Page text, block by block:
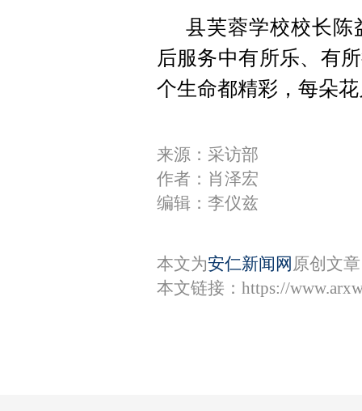
县芙蓉学校校长陈
后服务中有所乐、有
个生命都精彩，每朵
来源：采访部
作者：肖泽宏
编辑：李仪兹
本文为安仁新闻网 原创文
本文链接： https://